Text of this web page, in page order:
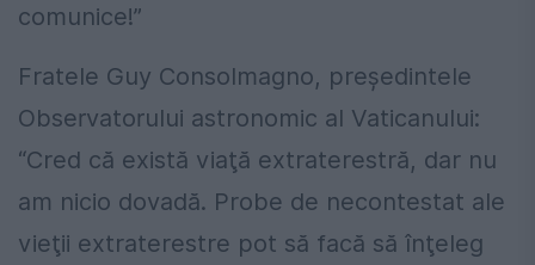
comunice!”
Fratele Guy Consolmagno, preşedintele
Observatorului astronomic al Vaticanului:
“Cred că există viaţă extraterestră, dar nu
am nicio dovadă. Probe de necontestat ale
vieţii extraterestre pot să facă să înţeleg